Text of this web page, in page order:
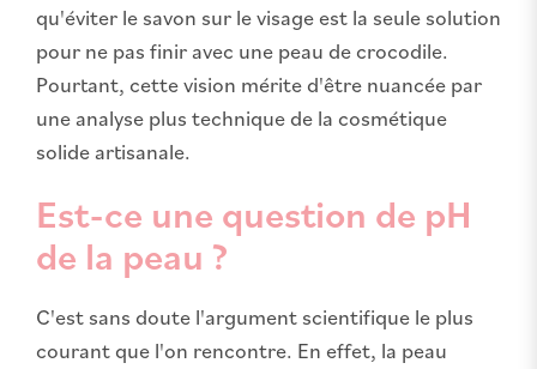
qu'éviter le savon sur le visage est la seule solution
pour ne pas finir avec une peau de crocodile.
Pourtant, cette vision mérite d'être nuancée par
une analyse plus technique de la cosmétique
solide artisanale.
Est-ce une question de pH
de la peau ?
C'est sans doute l'argument scientifique le plus
courant que l'on rencontre. En effet, la peau